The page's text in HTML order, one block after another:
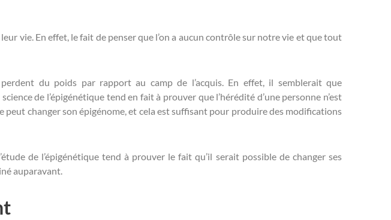
vie. En effet, le fait de penser que l’on a aucun contrôle sur notre vie et que tout
du poids par rapport au camp de l’acquis. En effet, il semblerait que
de l’épigénétique tend en fait à prouver que l’hérédité d’une personne n’est
peut changer son épigénome, et cela est suffisant pour produire des modifications
de l’épigénétique tend à prouver le fait qu’il serait possible de changer ses
auparavant.